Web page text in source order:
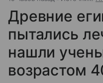
Древние
пытались
нашли
возрастом